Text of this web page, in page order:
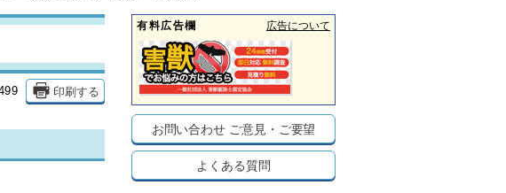
印刷する
有料広告欄 広告について
お問い合わせ ご意見・ご要望
よくある質問